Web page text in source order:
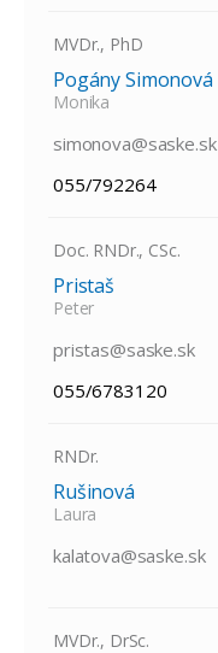
MVDr., PhD
Pogány Simonová
Monika
simonova@saske.sk
055/792264
Doc. RNDr., CSc.
Pristaš
Peter
pristas@saske.sk
055/6783120
RNDr.
Rušinová
Laura
kalatova@saske.sk
MVDr., DrSc.